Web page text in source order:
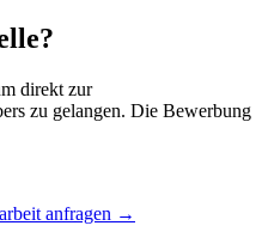
direkt zur
zu gelangen. Die Bewerbung
anfragen →